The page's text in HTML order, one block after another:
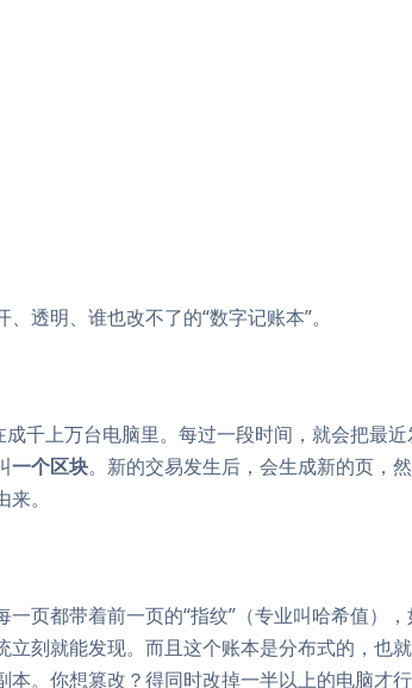
透明、谁也改不了的“数字记账本”。
千上万台电脑里。每过一段时间，就会把最
一个区块。新的交易发生后，会生成新的页，
。
页都带着前一页的“指纹”（专业叫哈希值）
刻就能发现。而且这个账本是分布式的，也
。你想篡改？得同时改掉一半以上的电脑才